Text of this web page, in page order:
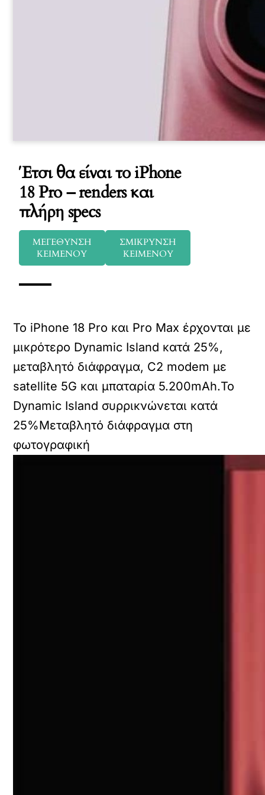
Έτσι θα είναι το iPhone
18 Pro – renders και
πλήρη specs
ΜΕΓΕΘΥΝΣΗ
ΚΕΙΜΕΝΟΥ
ΣΜΙΚΡΥΝΣΗ
ΚΕΙΜΕΝΟΥ
Το iPhone 18 Pro και Pro Max έρχονται με
μικρότερο Dynamic Island κατά 25%,
μεταβλητό διάφραγμα, C2 modem με
satellite 5G και μπαταρία 5.200mAh.Το
Dynamic Island συρρικνώνεται κατά
25%Μεταβλητό διάφραγμα στη
φωτογραφική